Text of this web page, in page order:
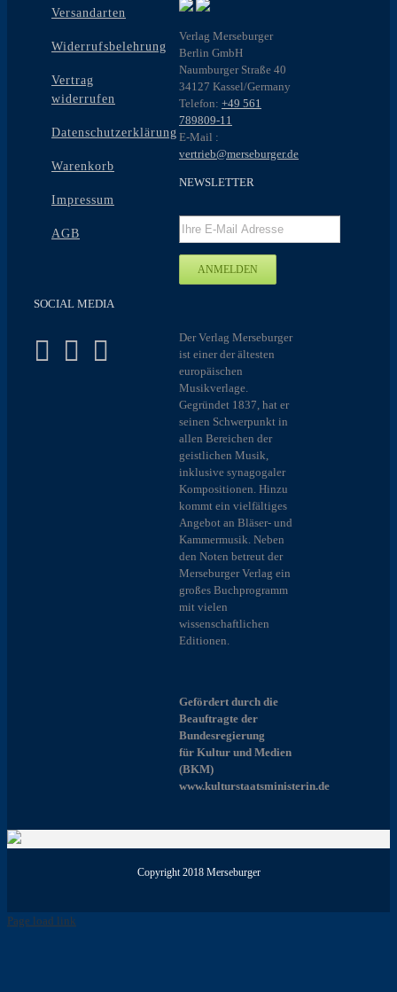
Versandarten
Widerrufsbelehrung
Vertrag
widerrufen
Datenschutzerklärung
Warenkorb
Impressum
AGB
SOCIAL MEDIA
Verlag Merseburger
Berlin GmbH
Naumburger Straße 40
34127 Kassel/Germany
Telefon: +49 561
789809-11
E-Mail :
vertrieb@merseburger.de
NEWSLETTER
Der Verlag Merseburger
ist einer der ältesten
europäischen
Musikverlage.
Gegründet 1837, hat er
seinen Schwerpunkt in
allen Bereichen der
geistlichen Musik,
inklusive synagogaler
Kompositionen. Hinzu
kommt ein vielfältiges
Angebot an Bläser- und
Kammermusik. Neben
den Noten betreut der
Merseburger Verlag ein
großes Buchprogramm
mit vielen
wissenschaftlichen
Editionen.
Gefördert durch die
Beauftragte der
Bundesregierung
für Kultur und Medien
(BKM)
www.kulturstaatsministerin.de
Copyright 2018 Merseburger
Page load link